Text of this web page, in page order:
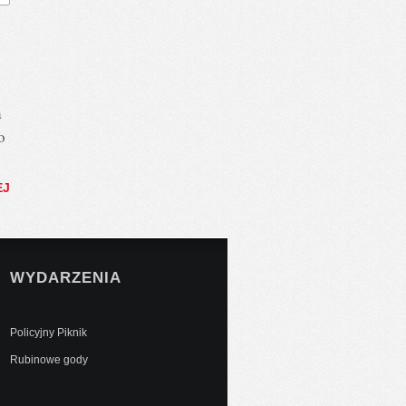
WYDARZENIA
Policyjny Piknik
Rubinowe gody